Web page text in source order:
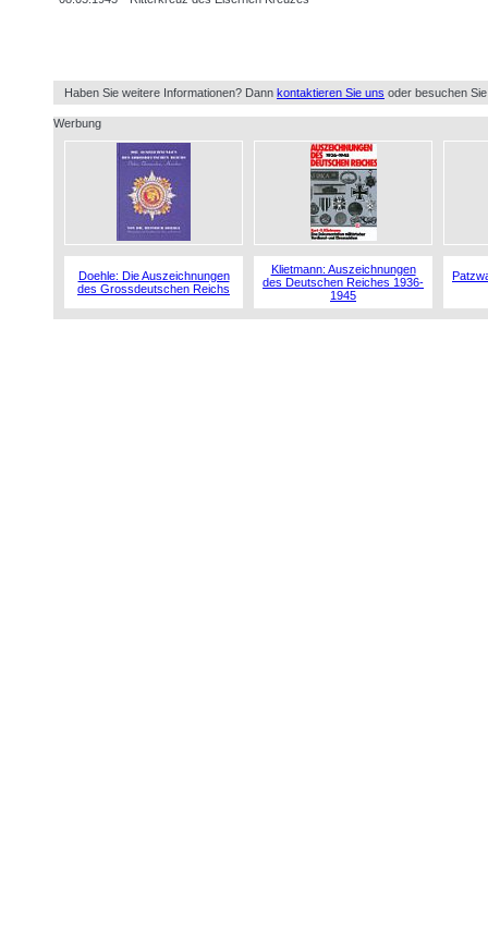
Haben Sie weitere Informationen? Dann kontaktieren Sie uns oder besuchen
Werbung
Doehle: Die Auszeichnungen
des Grossdeutschen Reichs
Klietmann: Auszeichnungen
des Deutschen Reiches 1936-
1945